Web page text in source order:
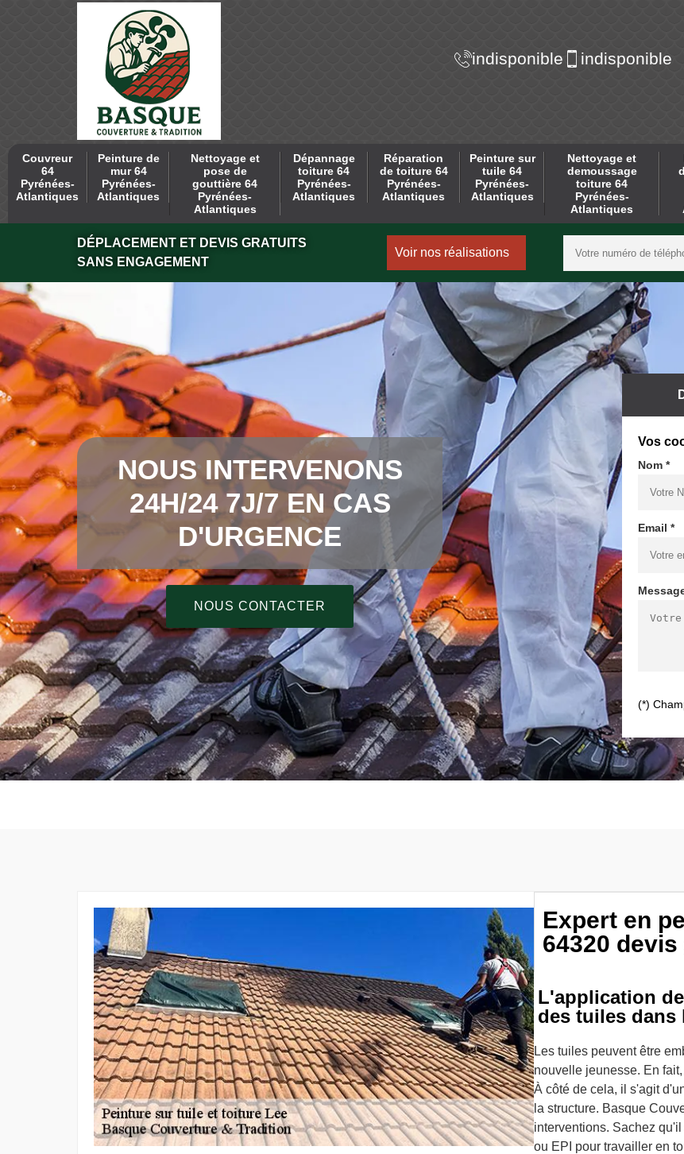
indisponible indisponible
Couvreur
64
Pyrénées-
Atlantiques
Peinture de
mur 64
Pyrénées-
Atlantiques
Nettoyage et
pose de
gouttière 64
Pyrénées-
Atlantiques
Dépannage
toiture 64
Pyrénées-
Atlantiques
Réparation
de toiture 64
Pyrénées-
Atlantiques
Peinture sur
tuile 64
Pyrénées-
Atlantiques
Nettoyage et
demoussage
toiture 64
Pyrénées-
Atlantiques
DÉPLACEMENT ET DEVIS GRATUITS
SANS ENGAGEMENT
Voir nos réalisations
NOUS INTERVENONS
24H/24 7J/7 EN CAS
D'URGENCE
NOUS CONTACTER
Vos
Nom *
Email *
(*)
Expert en
64320
L'application
des tuiles dans
Les tuiles peuvent être
nouvelle jeunesse. En
À côté de cela, il s'agit
la structure. Basque
interventions. Sachez
ou EPI pour travailler en